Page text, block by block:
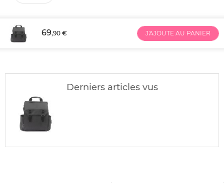
69,90 € J'AJOUTE AU PANIER
Derniers articles vus